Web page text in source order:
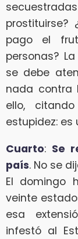
prostituirse?
pago el
personas?
se debe
nada contra
ello,
estupidez: es
Cuarto: Se
país. No se
El domingo
veinte
esa
infestó al